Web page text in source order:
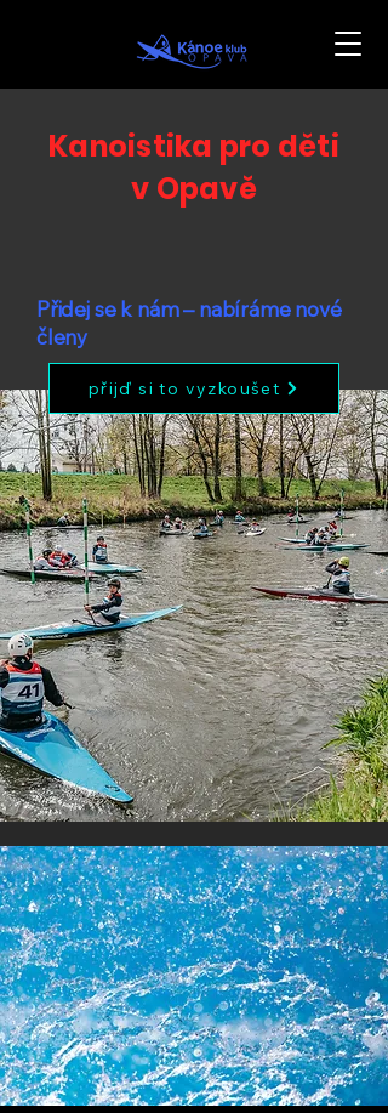
Kanoistika pro děti
v Opavě
Přidej se k nám – nabíráme nové
členy
přijď si to vyzkoušet